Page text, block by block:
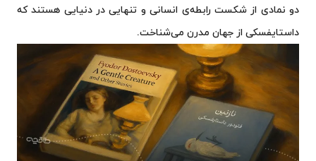
دو نمادی از شکست رابطه‌ی انسانی و تنهایی در دنیایی هستند که
داستایفسکی از جهان مدرن می‌شناخت.